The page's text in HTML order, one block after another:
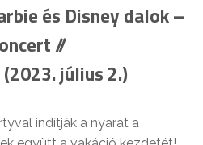
és Disney dalok –
//
július 2.)
indítják a nyarat a